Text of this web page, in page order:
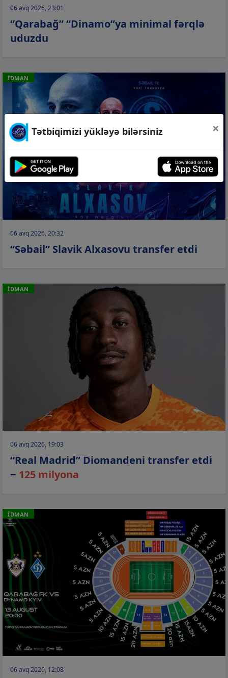
06 avq 2026, 23:01
“Qarabağ” “Dinamo”ya minimal fərqlə
uduzdu
İDMAN
06 avq 2026, 20:32
“Səbail” Slavik Alxasovu transfer etdi
İDMAN
06 avq 2026, 19:03
“Real Madrid” Diomandeni transfer etdi
− 125 milyona
İDMAN
06 avq 2026, 12:08
Tətbiqimizi yükləyə bilərsiniz ×